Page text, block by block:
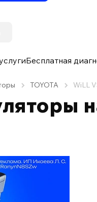
Бесплатная
TOYOTA WiLL